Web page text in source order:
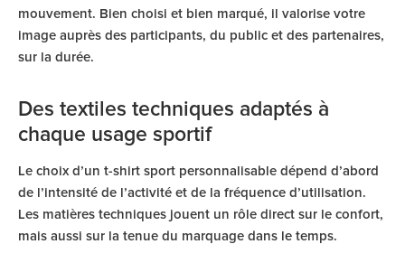
mouvement. Bien choisi et bien marqué, il valorise votre
image auprès des participants, du public et des partenaires,
sur la durée.
Des textiles techniques adaptés à
chaque usage sportif
Le choix d’un t-shirt sport personnalisable dépend d’abord
de l’intensité de l’activité et de la fréquence d’utilisation.
Les matières techniques jouent un rôle direct sur le confort,
mais aussi sur la tenue du marquage dans le temps.